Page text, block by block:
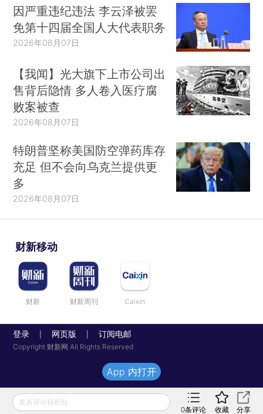
因严重违纪违法 李云泽被罢
免第十四届全国人大代表职务
2026年08月07日
【我闻】光大旗下上市公司出
售背后隐情 多人卷入医疗腐
败案被查
2026年08月07日
特朗普坚称美国防空弹药库存
充足 但不会向乌克兰提供更
多
2026年08月07日
财新移动
财新 财新周刊 Caixin
登录 网页版 订阅电邮
Copyright 财新网 All Rights Reserved
发表评论得积分
0条评论 收藏 分享
App 内打开